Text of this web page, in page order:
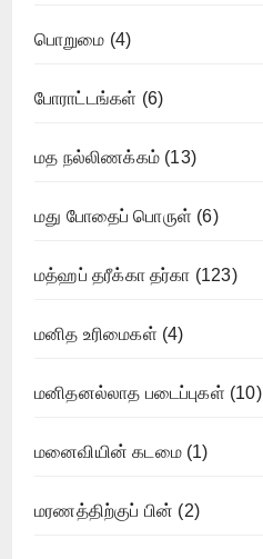
பொறுமை (4)
போராட்டங்கள் (6)
மத நல்லிணக்கம் (13)
மது போதைப் பொருள் (6)
மத்ஹப் தரீக்கா தர்கா (123)
மனித உரிமைகள் (4)
மனிதனல்லாத படைப்புகள் (10)
மனைவியின் கடமை(1)
மரணத்திற்குப் பின் (2)